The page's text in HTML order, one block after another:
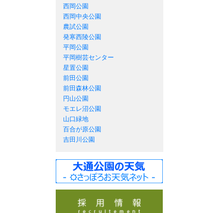
西岡公園
西岡中央公園
農試公園
発寒西陵公園
平岡公園
平岡樹芸センター
星置公園
前田公園
前田森林公園
円山公園
モエレ沼公園
山口緑地
百合が原公園
吉田川公園